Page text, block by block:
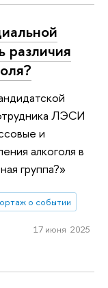
различия
ЛЭСИ
и
алкоголя в
группа?»
о событии
17 июня 2025